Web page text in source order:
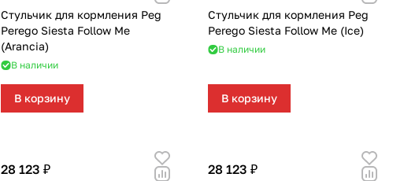
Стульчик для кормления Peg
Perego Siesta Follow Me
(Arancia)
В наличии
В корзину
Стульчик для кормления Peg
Perego Siesta Follow Me (Ice)
В наличии
В корзину
28 123 ₽ 28 123 ₽